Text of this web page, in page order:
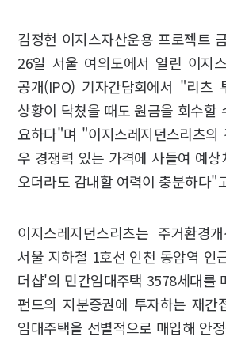
김정현 이지스자산운용 프로젝트
26일 서울 여의도에서 열린 이지
공개(IPO) 기자간담회에서 "리츠
상황이 닥쳤을 때도 원금을 회수할
요하다"며 "이지스레지던스리츠의
우 경쟁력 있는 가격에 사들여 예
오더라도 감내할 여력이 충분하다"
이지스레지던스리츠는 주거환경
서울 지하철 1호선 인천 동암역 인
더샵'의 민간임대주택 3578세대를
펀드의 지분증권에 투자하는 재간
임대주택을 선별적으로 매입해 안